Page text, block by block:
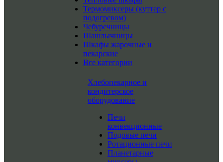
Термомиксеры (куттер с
подогревом)
Чебуречницы
Шашлычницы
Шкафы жарочные и
пекарские
Все категории
Хлебопекарное и
кондитерское
оборудование
Печи
конвекционные
Подовые печи
Ротационные печи
Планетарные